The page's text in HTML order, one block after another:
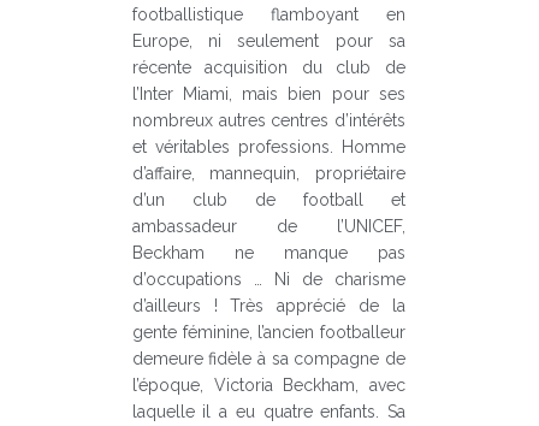
footballistique flamboyant en
Europe, ni seulement pour sa
récente acquisition du club de
l’Inter Miami, mais bien pour ses
nombreux autres centres d’intérêts
et véritables professions. Homme
d’affaire, mannequin, propriétaire
d’un club de football et
ambassadeur de l’UNICEF,
Beckham ne manque pas
d’occupations … Ni de charisme
d’ailleurs ! Très apprécié de la
gente féminine, l’ancien footballeur
demeure fidèle à sa compagne de
l’époque, Victoria Beckham, avec
laquelle il a eu quatre enfants. Sa